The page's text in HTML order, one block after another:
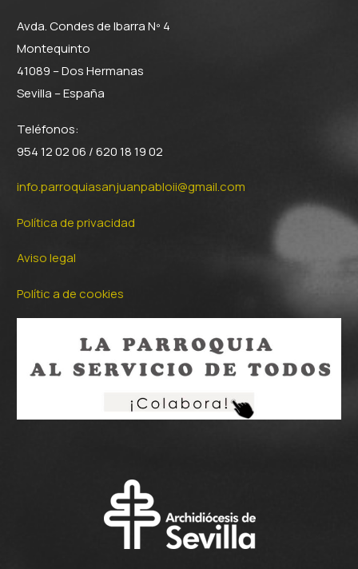
Avda. Condes de Ibarra Nº 4
Montequinto
41089 – Dos Hermanas
Sevilla – España
Teléfonos:
954 12 02 06 / 620 18 19 02
info.parroquiasanjuanpabloii@gmail.com
Política de privacidad
Aviso legal
Polític a de cookies